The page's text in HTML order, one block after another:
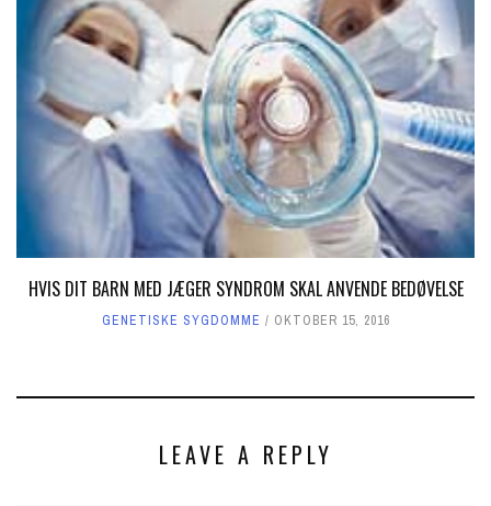
HVIS DIT BARN MED JÆGER SYNDROM SKAL ANVENDE BEDØVELSE
GENETISKE SYGDOMME OKTOBER 15, 2016
LEAVE A REPLY